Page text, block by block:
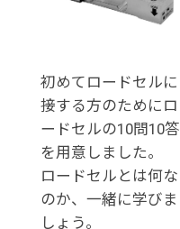
初めてロードセルに
接する方のためにロ
ードセルの10問10答
を用意しました。
ロードセルとは何な
のか、一緒に学びま
しょう。